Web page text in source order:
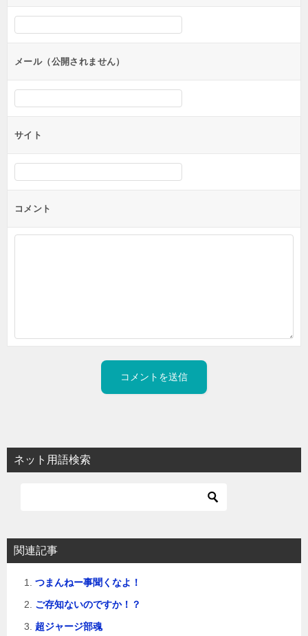
シ
ンメール（公開されません）
サイト
コメント
ネット用語検索
関連記事
つまんねー事聞くなよ！
ご存知ないのですか！？
超ジャージ部魂